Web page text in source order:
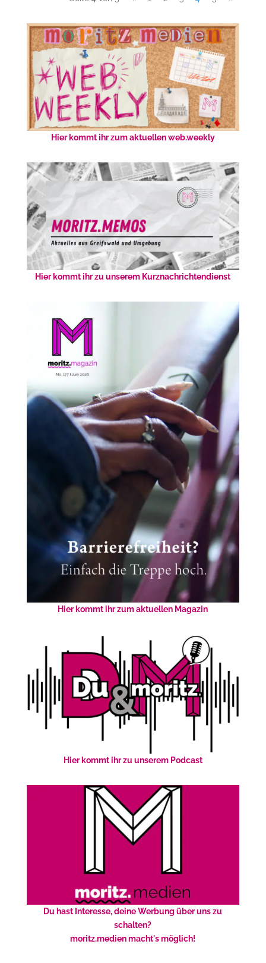
Hier kommt ihr zum aktuellen web.weekly
Hier kommt ihr zu unserem Kurznachrichtendienst
Hier kommt ihr zum aktuellen Magazin
Hier kommt ihr zu unserem Podcast
Du hast Interesse, deine Werbung über uns zu
schalten?
moritz.medien macht's möglich!